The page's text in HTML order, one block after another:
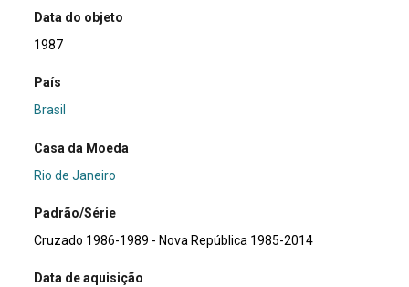
Data do objeto
1987
País
Brasil
Casa da Moeda
Rio de Janeiro
Padrão/Série
Cruzado 1986-1989 - Nova República 1985-2014
Data de aquisição